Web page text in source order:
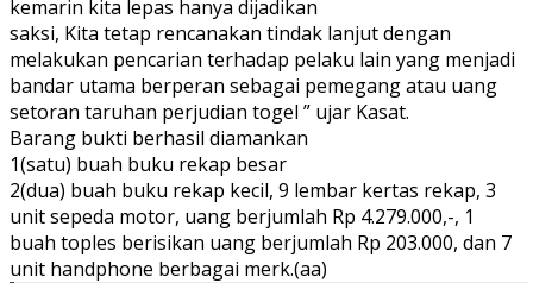
kemarin kita lepas hanya dijadikan
saksi, Kita tetap rencanakan tindak lanjut dengan
melakukan pencarian terhadap pelaku lain yang menjadi
bandar utama berperan sebagai pemegang atau uang
setoran taruhan perjudian togel ” ujar Kasat.
Barang bukti berhasil diamankan
1(satu) buah buku rekap besar
2(dua) buah buku rekap kecil, 9 lembar kertas rekap, 3
unit sepeda motor, uang berjumlah Rp 4.279.000,-, 1
buah toples berisikan uang berjumlah Rp 203.000, dan 7
unit handphone berbagai merk.(aa)